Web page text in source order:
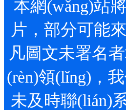
本網(wǎng)站
片，部分可
凡圖文未署名
(rèn)領
未及時聯(lián)